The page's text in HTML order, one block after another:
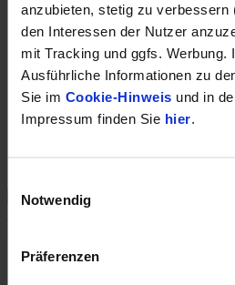
anzubieten, stetig zu verbessern
den Interessen der Nutzer
mit Tracking und ggfs.
Ausführliche Informationen zu
Sie im Cookie-Hinweis und in
Impressum finden Sie hier.
Notwendig
Präferenzen
Inkl. Mwst.
Kraftstoffverbrauch
CO2-Emission (kombiniert
Kraftstoffverbrauch
19.990 €